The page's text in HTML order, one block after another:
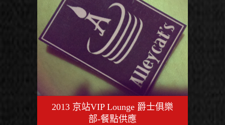
2013 京站VIP Lounge 爵士俱樂
部-餐點供應